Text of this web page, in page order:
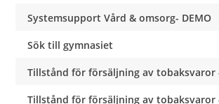
Systemsupport Vård & omsorg- DEMO
Sök till gymnasiet
Tillstånd för försäljning av tobaksvaror
Tillstånd för försäljning av tobaksvaror